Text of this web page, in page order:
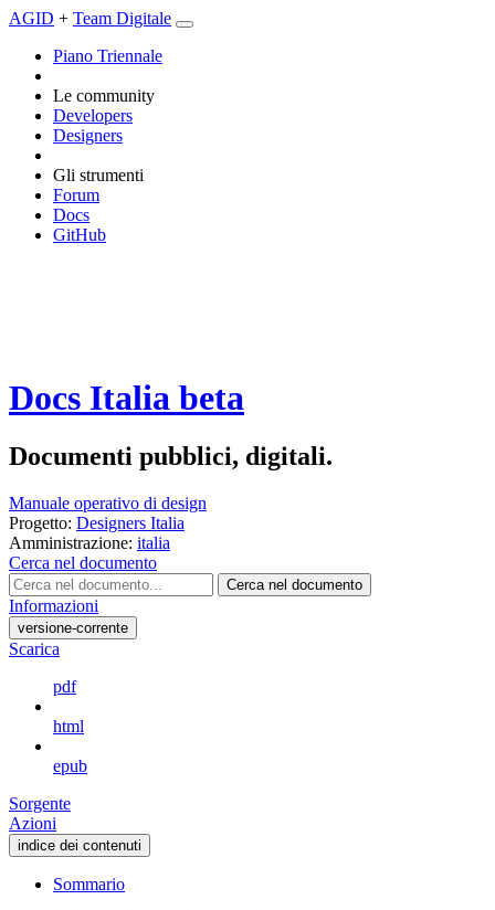
AGID + Team Digitale
Piano Triennale
Le community
Developers
Designers
Gli strumenti
Forum
Docs
GitHub
Docs Italia beta
Documenti pubblici, digitali.
Manuale operativo di design
Progetto: Designers Italia
Amministrazione: italia
Cerca nel documento
Cerca nel documento
Informazioni
versione-corrente
Scarica
pdf
html
epub
Sorgente
Azioni
indice dei contenuti
Sommario